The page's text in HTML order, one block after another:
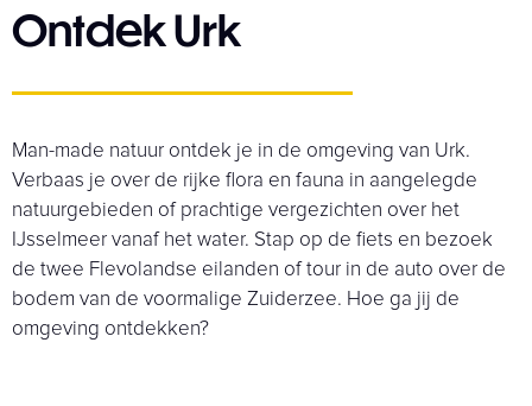
Ontdek Urk
Man-made natuur ontdek je in de omgeving van Urk.
Verbaas je over de rijke flora en fauna in aangelegde
natuurgebieden of prachtige vergezichten over het
IJsselmeer vanaf het water. Stap op de fiets en bezoek
de twee Flevolandse eilanden of tour in de auto over de
bodem van de voormalige Zuiderzee. Hoe ga jij de
omgeving ontdekken?